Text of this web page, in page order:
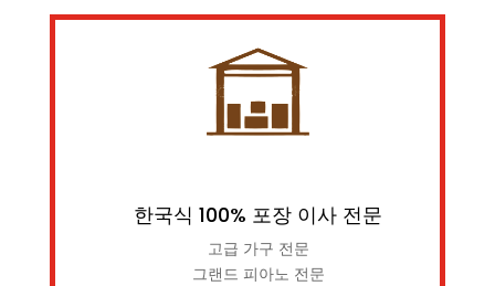
한국식 100% 포장 이사 전문
고급 가구 전문
그랜드 피아노 전문